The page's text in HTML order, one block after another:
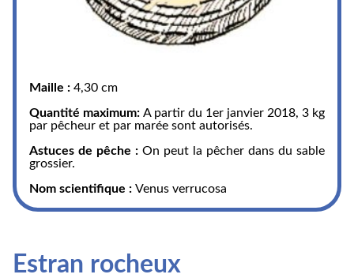
Maille : 4,30 cm
Quantité maximum: A partir du 1er janvier 2018, 3 kg
par pêcheur et par marée sont autorisés.
Astuces de pêche : On peut la pêcher dans du sable
grossier.
Nom scientifique : Venus verrucosa
Estran rocheux